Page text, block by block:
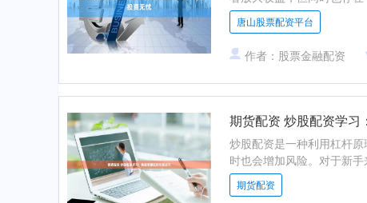
唐山股票配资平台
作者：股票金融配资
期货配资 炒股配资学习
炒股配资是一种利用杠杆
时也会增加风险。对于新
期货配资